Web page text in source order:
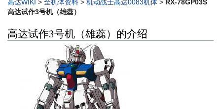
高达WIKI > 全机体资料 > 机动战士高达0083机体 > RX-78GP03S
高达试作3号机（雄蕊）
高达试作3号机（雄蕊）的介绍